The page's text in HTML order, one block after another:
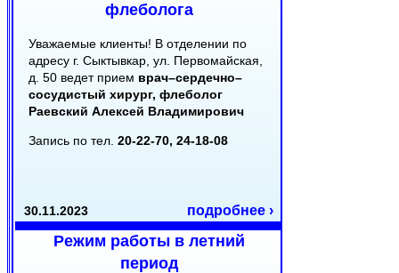
флеболога
Уважаемые клиенты! В отделении по
адресу г. Сыктывкар, ул. Первомайская,
д. 50 ведет прием врач–сердечно–
сосудистый хирург, флеболог
Раевский Алексей Владимирович
Запись по тел. 20-22-70, 24-18-08
30.11.2023 подробнее ›
Режим работы в летний
период